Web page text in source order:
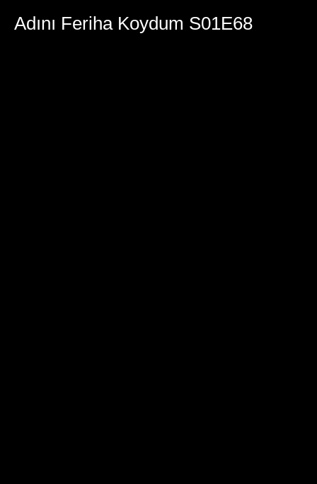
Adını Feriha Koydum S01E68